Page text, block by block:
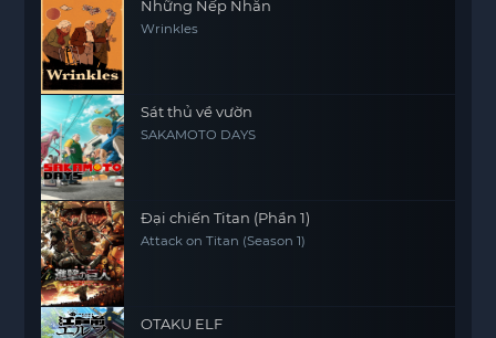
Những Nếp Nhăn
Wrinkles
Sát thủ về vườn
SAKAMOTO DAYS
Đại chiến Titan (Phần 1)
Attack on Titan (Season 1)
OTAKU ELF